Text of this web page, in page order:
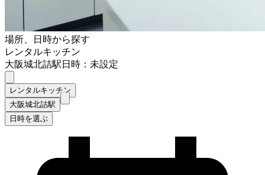
場所、日時から探す
レンタルキッチン
大阪城北詰駅日時：未設定
レンタルキッチン
大阪城北詰駅
日時を選ぶ